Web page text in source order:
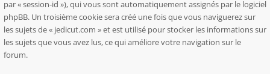
par « session-id »), qui vous sont automatiquement assignés par le logiciel
phpBB. Un troisième cookie sera créé une fois que vous naviguerez sur
les sujets de « jedicut.com » et est utilisé pour stocker les informations sur
les sujets que vous avez lus, ce qui améliore votre navigation sur le
forum.